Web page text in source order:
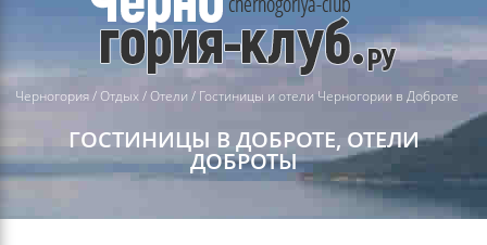
Черногория/ Отдых/Отели / Гостиницы и отели Черногории в Доброте
ГОСТИНИЦЫ В ДОБРОТЕ, ОТЕЛИ
ДОБРОТЫ